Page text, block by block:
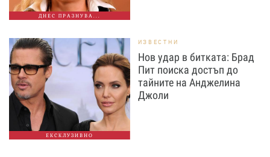
ДНЕС ПРАЗНУВА...
ЕКСКЛУЗИВНО
ИЗВЕСТНИ
Нов удар в битката: Брад
Пит поиска достъп до
тайните на Анджелина
Джоли